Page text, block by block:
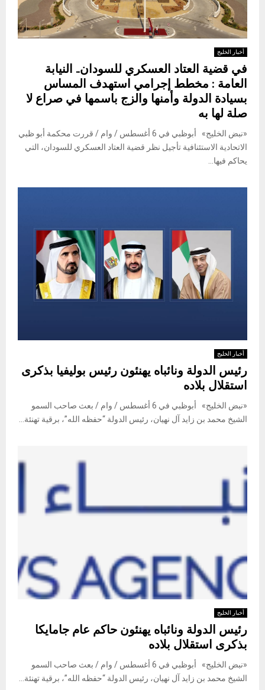
أخبار الخليج
في قضية العتاد العسكري للسودان.. النيابة
العامة : مخطط إجرامي استهدف المساس
بسيادة الدولة وأمنها والزج باسمها في صراع لا
صلة لها به
«نبض الخليج» أبوظبي في 6 أغسطس / وام / قررت محكمة أبو ظبي
الاتحادية الاستئنافية تأجيل نظر قضية العتاد العسكري للسودان، التي
يحاكم فيها...
أخبار الخليج
رئيس الدولة ونائباه يهنئون رئيس بوليفيا بذكرى
استقلال بلاده
«نبض الخليج» أبوظبي في 6 أغسطس / وام / بعث صاحب السمو
الشيخ محمد بن زايد آل نهيان، رئيس الدولة “حفظه الله”، برقية تهنئة...
أخبار الخليج
رئيس الدولة ونائباه يهنئون حاكم عام جامايكا
بذكرى استقلال بلاده
«نبض الخليج» أبوظبي في 6 أغسطس / وام / بعث صاحب السمو
الشيخ محمد بن زايد آل نهيان، رئيس الدولة “حفظه الله”، برقية تهنئة...